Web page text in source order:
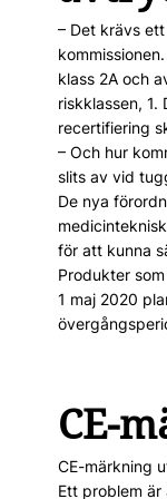
– Det krävs
klass 2A och
riskklassen, 1.
recertifiering
– Och hur
slits av vid
De nya
för att kunna
Produkter
1 maj 2020
CE-
CE-märkning
Ett problem